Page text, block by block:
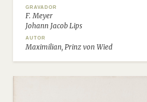
GRAVADOR
F. Meyer
Johann Jacob Lips
AUTOR
Maximilian, Prinz von Wied